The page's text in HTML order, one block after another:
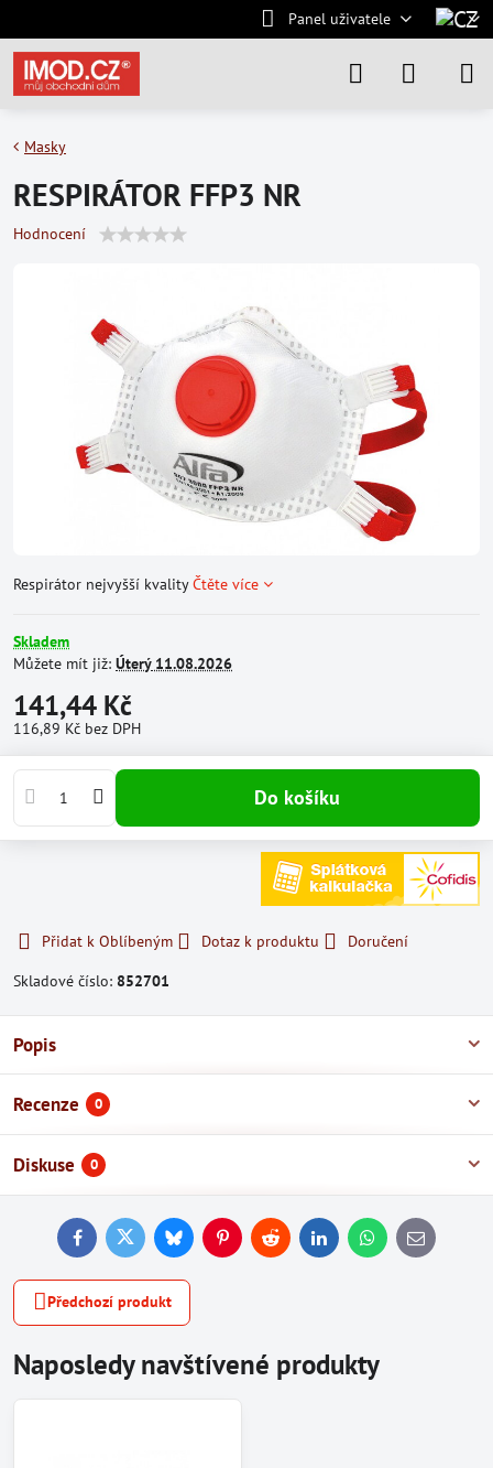
Panel uživatele
Masky
RESPIRÁTOR FFP3 NR
Hodnocení
Respirátor nejvyšší kvalityČtěte více
Skladem
Můžete mít již: Úterý11.08.2026
141,44 Kč
116,89 Kč bez DPH
Do košíku
Přidat k Oblíbeným Dotaz k produktu
Doručení
Skladové číslo: 852701
Popis
Recenze 0
Diskuse 0
FacebookTwitterBlueskyPinterestReddit LinkedInWhatsApp
E-
mail
Předchozí produkt
Naposledy navštívené produkty